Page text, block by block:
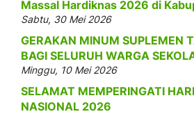
Massal Hardiknas 2026 di
Sabtu, 30 Mei 2026
GERAKAN MINUM SUPLEMEN
BAGI SELURUH WARGA
Minggu, 10 Mei 2026
SELAMAT MEMPERINGATI
NASIONAL 2026